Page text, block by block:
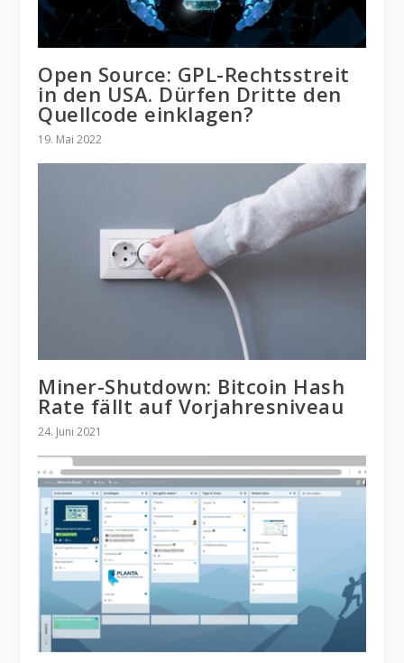
Open Source: GPL-Rechtsstreit
in den USA. Dürfen Dritte den
Quellcode einklagen?
19. Mai 2022
Miner-Shutdown: Bitcoin Hash
Rate fällt auf Vorjahresniveau
24. Juni 2021